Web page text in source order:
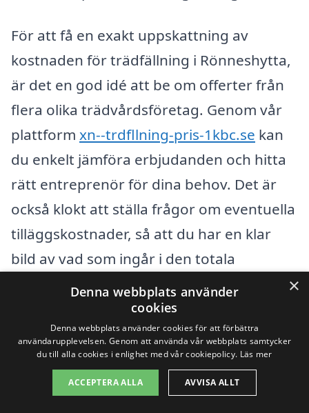
För att få en exakt uppskattning av
kostnaden för trädfällning i Rönneshytta,
är det en god idé att be om offerter från
flera olika trädvårdsföretag. Genom vår
plattform xn--trdfllning-pris-1kbc.se kan
du enkelt jämföra erbjudanden och hitta
rätt entreprenör för dina behov. Det är
också klokt att ställa frågor om eventuella
tilläggskostnader, så att du har en klar
bild av vad som ingår i den totala
kostnaden.
Att investera i trädfällning i Rönneshytta
kan verka som en stor utgift, men det kan
faktiskt spara dig tid och pengar i längden
genom att förhindra framtida skador på
×
Denna webbplats använder
cookies
Denna webbplats använder cookies för att förbättra
användarupplevelsen. Genom att använda vår webbplats samtycker
du till alla cookies i enlighet med vår cookiepolicy. Läs mer
ACCEPTERA ALLA AVVISA ALLT